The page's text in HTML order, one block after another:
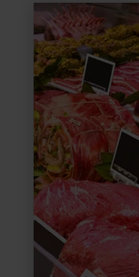
mehr
erfahren
zu:
Landmetzgerei
Bartz